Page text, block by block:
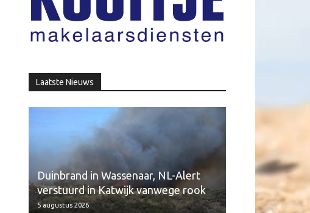
Laatste Nieuws
Duinbrand in Wassenaar, NL-Alert
verstuurd in Katwijk vanwege rook
5 augustus 2026